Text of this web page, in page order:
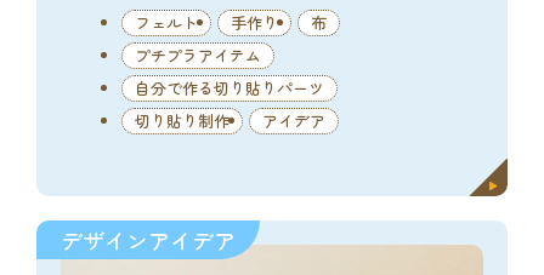
フェルト 手作り
布
プチプラアイテム
自分で作る切り貼りパーツ
切り貼り制作
アイデア
デザインアイデア